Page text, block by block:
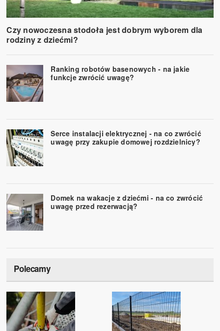
Czy nowoczesna stodoła jest dobrym wyborem dla
rodziny z dziećmi?
Ranking robotów basenowych - na jakie
funkcje zwrócić uwagę?
Serce instalacji elektrycznej - na co zwrócić
uwagę przy zakupie domowej rozdzielnicy?
Domek na wakacje z dziećmi - na co zwrócić
uwagę przed rezerwacją?
Polecamy